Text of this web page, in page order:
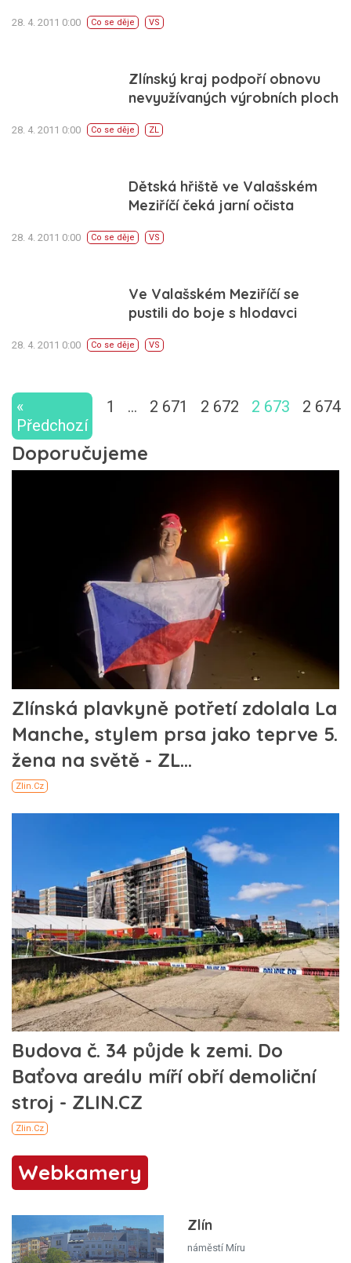
28. 4. 2011 0:00 Co se děje VS
Zlínský kraj podpoří obnovu
nevyužívaných výrobních ploch
28. 4. 2011 0:00 Co se děje ZL
Dětská hřiště ve Valašském
Meziříčí čeká jarní očista
28. 4. 2011 0:00 Co se děje VS
Ve Valašském Meziříčí se
pustili do boje s hlodavci
28. 4. 2011 0:00 Co se děje VS
«
Předchozí
1 … 2 671 2 672 2 673 2 674
Webkamery
Zlín
náměstí Míru